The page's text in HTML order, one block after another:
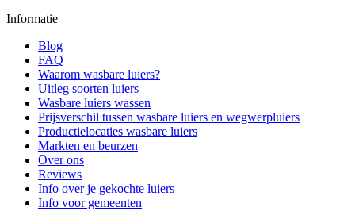
Informatie
Blog
FAQ
Waarom wasbare luiers?
Uitleg soorten luiers
Wasbare luiers wassen
Prijsverschil tussen wasbare luiers en wegwerpluiers
Productielocaties wasbare luiers
Markten en beurzen
Over ons
Reviews
Info over je gekochte luiers
Info voor gemeenten